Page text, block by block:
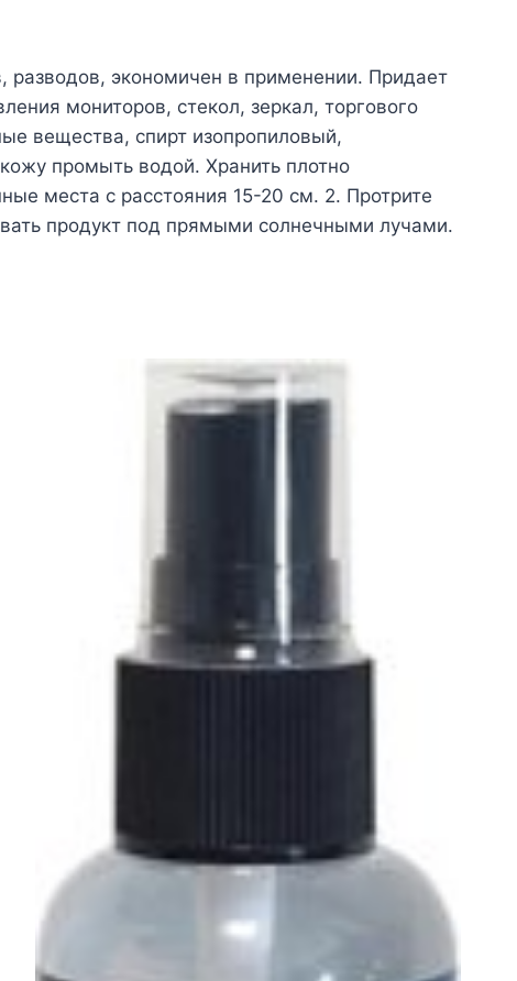
разводов, экономичен в применении. Придает
мониторов, стекол, зеркал, торгового
вещества, спирт изопропиловый,
промыть водой. Хранить плотно
места с расстояния 15-20 см. 2. Протрите
продукт под прямыми солнечными лучами.